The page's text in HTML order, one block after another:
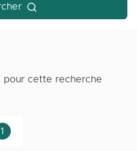
pour cette recherche
1